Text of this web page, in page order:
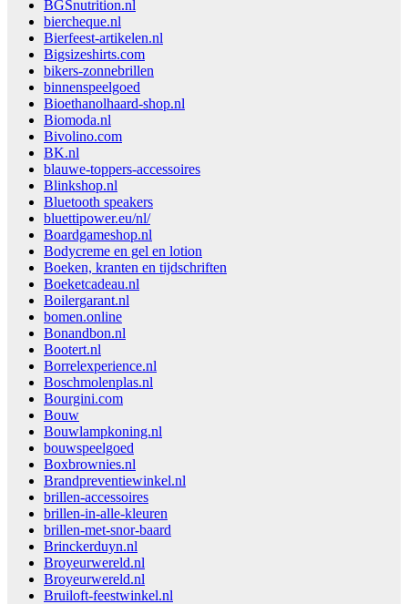
BGSnutrition.nl
biercheque.nl
Bierfeest-artikelen.nl
Bigsizeshirts.com
bikers-zonnebrillen
binnenspeelgoed
Bioethanolhaard-shop.nl
Biomoda.nl
Bivolino.com
BK.nl
blauwe-toppers-accessoires
Blinkshop.nl
Bluetooth speakers
bluettipower.eu/nl/
Boardgameshop.nl
Bodycreme en gel en lotion
Boeken, kranten en tijdschriften
Boeketcadeau.nl
Boilergarant.nl
bomen.online
Bonandbon.nl
Bootert.nl
Borrelexperience.nl
Boschmolenplas.nl
Bourgini.com
Bouw
Bouwlampkoning.nl
bouwspeelgoed
Boxbrownies.nl
Brandpreventiewinkel.nl
brillen-accessoires
brillen-in-alle-kleuren
brillen-met-snor-baard
Brinckerduyn.nl
Broyeurwereld.nl
Broyeurwereld.nl
Bruiloft-feestwinkel.nl